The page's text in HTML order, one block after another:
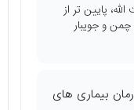
پایین ‌تر از
و جویبار
بیماری ‌های